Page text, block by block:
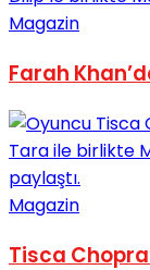
Magazin
Farah
Magazin
Tisca